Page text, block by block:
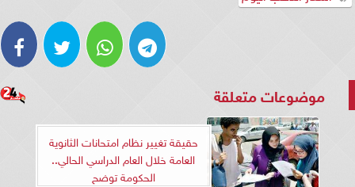
موضوعات متعلقة
حقيقة تغيير نظام امتحانات الثانوية
العامة خلال العام الدراسي الحالي..
الحكومة توضح